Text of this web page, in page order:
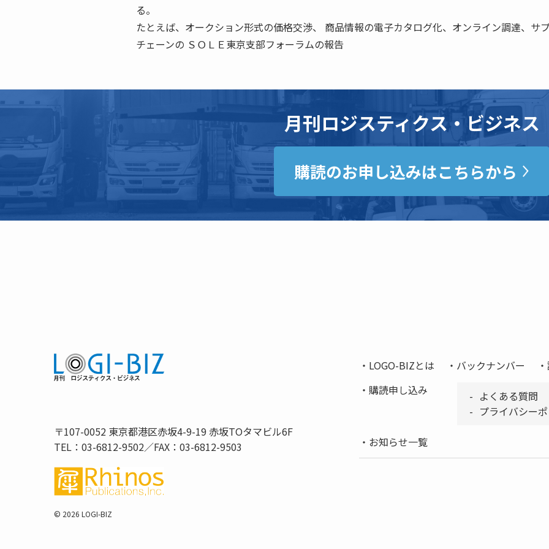
る。
たとえば、オークション形式の価格交渉、 商品情報の電子カタログ化、オンライン調達、サ
チェーンの ＳＯＬＥ東京支部フォーラムの報告
月刊ロジスティクス・ビジネス
購読のお申し込みはこちらから
〒107-0052 東京都港区赤坂4-9-19 赤坂TOタマビル6F
TEL：03-6812-9502／FAX：03-6812-9503
© 2026 LOGI-BIZ
LOGO-BIZとは バックナンバー
購読申し込み
よくある質問
プライバシー
お知らせ一覧